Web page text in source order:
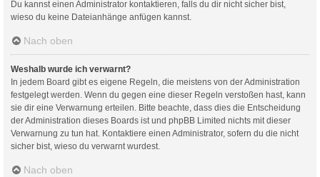
Du kannst einen Administrator kontaktieren, falls du dir nicht sicher bist,
wieso du keine Dateianhänge anfügen kannst.
Nach oben
Weshalb wurde ich verwarnt?
In jedem Board gibt es eigene Regeln, die meistens von der Administration
festgelegt werden. Wenn du gegen eine dieser Regeln verstoßen hast, kann
sie dir eine Verwarnung erteilen. Bitte beachte, dass dies die Entscheidung
der Administration dieses Boards ist und phpBB Limited nichts mit dieser
Verwarnung zu tun hat. Kontaktiere einen Administrator, sofern du die nicht
sicher bist, wieso du verwarnt wurdest.
Nach oben